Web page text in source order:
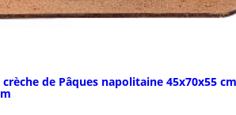
de Pâques napolitaine 45x70x55 cm